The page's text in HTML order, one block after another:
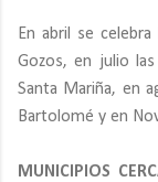
En abril se
Gozos, en julio
Santa Mariña, en
Bartolomé y en
MUNICIPIOS